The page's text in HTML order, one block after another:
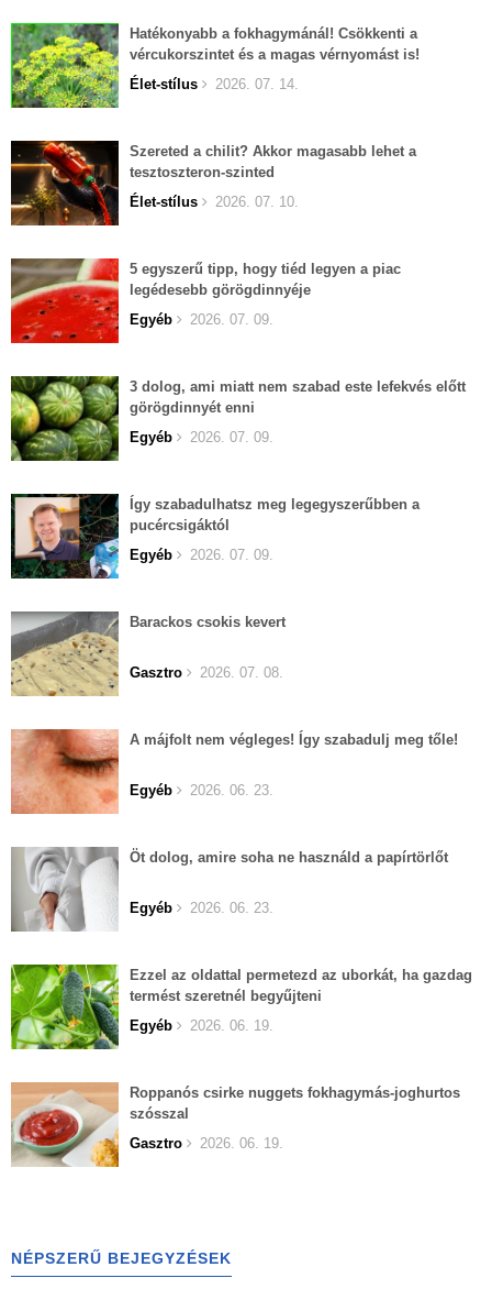
Hatékonyabb a fokhagymánál! Csökkenti a
vércukorszintet és a magas vérnyomást is!
Élet-stílus
2026. 07. 14.
Szereted a chilit? Akkor magasabb lehet a
tesztoszteron-szinted
Élet-stílus
2026. 07. 10.
5 egyszerű tipp, hogy tiéd legyen a piac
legédesebb görögdinnyéje
Egyéb
2026. 07. 09.
3 dolog, ami miatt nem szabad este lefekvés előtt
görögdinnyét enni
Egyéb
2026. 07. 09.
Így szabadulhatsz meg legegyszerűbben a
pucércsigáktól
Egyéb
2026. 07. 09.
Barackos csokis kevert
Gasztro 2026. 07. 08.
A májfolt nem végleges! Így szabadulj meg tőle!
Egyéb 2026. 06. 23.
Öt dolog, amire soha ne használd a papírtörlőt
Egyéb 2026. 06. 23.
Ezzel az oldattal permetezd az uborkát, ha gazdag
termést szeretnél begyűjteni
Egyéb
2026. 06. 19.
Roppanós csirke nuggets fokhagymás-joghurtos
szósszal
Gasztro
2026. 06. 19.
NÉPSZERŰ BEJEGYZÉSEK